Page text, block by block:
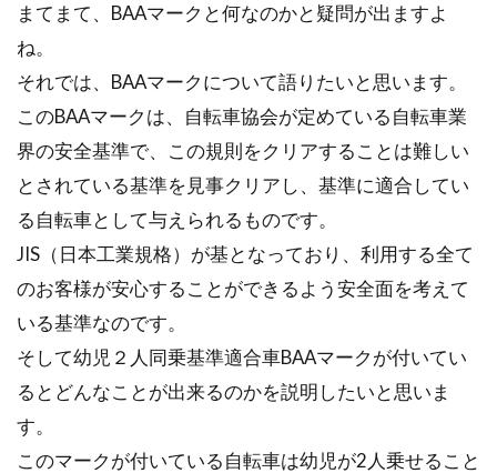
れていますか？頻繁に乗っていて、ご自分で定
ジャイアントのイディオムシリーズ
の評判はどうなの？
ント。ジャイアントはクロスバイクが有名です
が、他のタイプの...
ピナレロのドグマに完成車はある？
まてまて、BAAマークと何なのかと疑問が出ますよ
ね。
それでは、BAAマークについて語りたいと思います。
このBAAマークは、自転車協会が定めている自転車業
界の安全基準で、この規則をクリアすることは難しい
とされている基準を見事クリアし、基準に適合してい
る自転車として与えられるものです。
JIS（日本工業規格）が基となっており、利用する全て
のお客様が安心することができるよう安全面を考えて
いる基準なのです。
そして幼児２人同乗基準適合車BAAマークが付いてい
るとどんなことが出来るのかを説明したいと思いま
す。
このマークが付いている自転車は幼児が2人乗せること